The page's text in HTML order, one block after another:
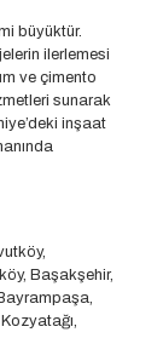
büyüktür.
ilerlemesi
ve çimento
sunarak
inşaat
Başakşehir,